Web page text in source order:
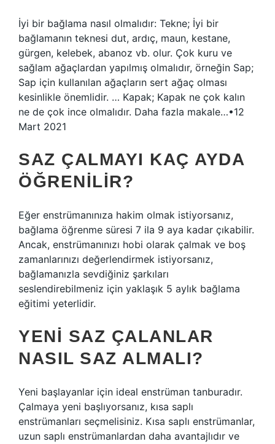
İyi bir bağlama nasıl olmalıdır: Tekne; İyi bir
bağlamanın teknesi dut, ardıç, maun, kestane,
gürgen, kelebek, abanoz vb. olur. Çok kuru ve
sağlam ağaçlardan yapılmış olmalıdır, örneğin Sap;
Sap için kullanılan ağaçların sert ağaç olması
kesinlikle önemlidir. … Kapak; Kapak ne çok kalın
ne de çok ince olmalıdır. Daha fazla makale…•12
Mart 2021
SAZ ÇALMAYI KAÇ AYDA
ÖĞRENILIR?
Eğer enstrümanınıza hakim olmak istiyorsanız,
bağlama öğrenme süresi 7 ila 9 aya kadar çıkabilir.
Ancak, enstrümanınızı hobi olarak çalmak ve boş
zamanlarınızı değerlendirmek istiyorsanız,
bağlamanızla sevdiğiniz şarkıları
seslendirebilmeniz için yaklaşık 5 aylık bağlama
eğitimi yeterlidir.
YENI SAZ ÇALANLAR
NASIL SAZ ALMALI?
Yeni başlayanlar için ideal enstrüman tanburadır.
Çalmaya yeni başlıyorsanız, kısa saplı
enstrümanları seçmelisiniz. Kısa saplı enstrümanlar,
uzun saplı enstrümanlardan daha avantajlıdır ve